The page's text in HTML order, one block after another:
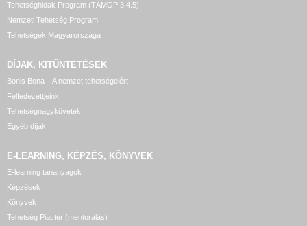
Tehetséghidak Program (TÁMOP 3.4.5)
Nemzeti Tehetség Program
Tehetségek Magyarországa
DÍJAK, KITÜNTETÉSEK
Bonis Bona – A nemzet tehetségeiért
Felfedezettjeink
Tehetségnagykövetek
Egyéb díjak
E-LEARNING, KÉPZÉS, KÖNYVEK
E-learning tananyagok
Képzések
Könyvek
Tehetség Piactér (mentorálás)